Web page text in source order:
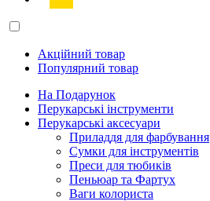
Акційний товар
Популярний товар
На Подарунок
Перукарські інструменти
Перукарські аксесуари
Приладдя для фарбування
Сумки для інструментів
Преси для тюбиків
Пеньюар та Фартух
Ваги колориста